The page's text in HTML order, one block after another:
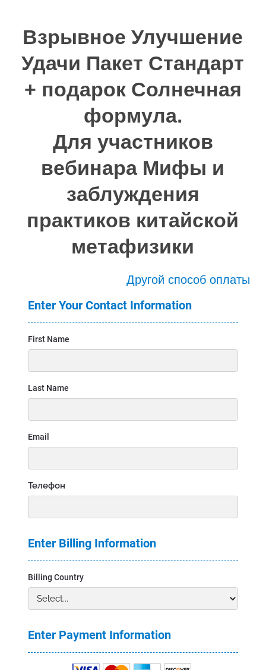
Взрывное Улучшение
Удачи Пакет Стандарт
+ подарок Солнечная
формула.
Для участников
вебинара Мифы и
заблуждения
практиков китайской
метафизики
Другой способ оплаты